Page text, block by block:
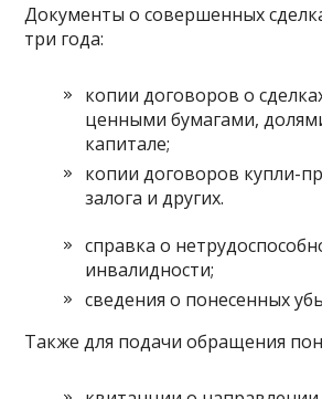
Документы о совершенных
три года:
копии договоров о
ценными бумагами,
капитале;
копии договоров купли-
залога и других.
справка о
инвалидности;
сведения о понесенных
Также для подачи обращения